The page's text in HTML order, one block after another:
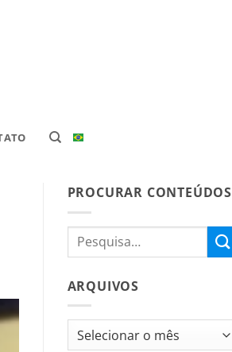
PROCURAR CONTEÚDOS
ARQUIVOS
Arquivos